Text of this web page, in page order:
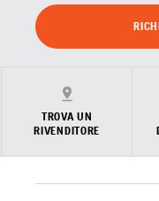
TROVA UN
RIVENDITORE